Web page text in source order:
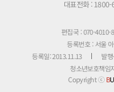
대표전화 :
편집국 : 070-4010-
등록번호 : 서울
등록일: 2013.11.13
발
청소년보호책임
Copyright ⓒB